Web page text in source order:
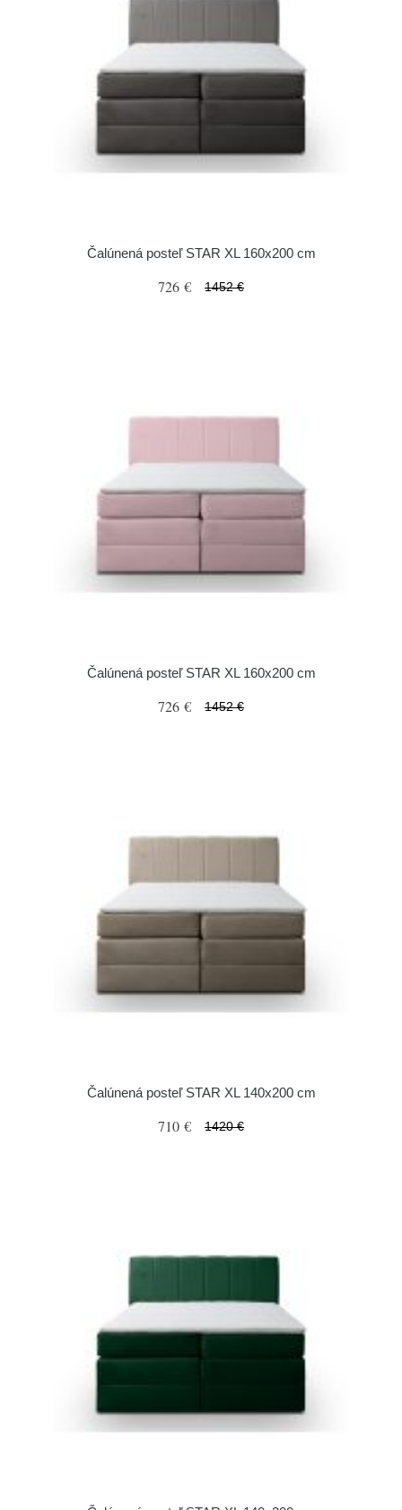
Čalúnená posteľ STAR XL 160x200 cm
726 € 1452 €
Čalúnená posteľ STAR XL 160x200 cm
726 € 1452 €
Čalúnená posteľ STAR XL 140x200 cm
710 € 1420 €